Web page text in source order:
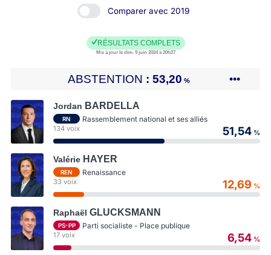
Comparer avec 2019
RÉSULTATS COMPLETS
Mis à jour le dim. 9 juin 2024 à 20h27
ABSTENTION 53,20 % •••
Jordan BARDELLA
RN Rassemblement national et ses alliés
134 voix 51,54 %
Valérie HAYER
REN Renaissance
33 voix 12,69 %
Raphaël GLUCKSMANN
PS-PP Parti socialiste - Place publique
17 voix 6,54 %